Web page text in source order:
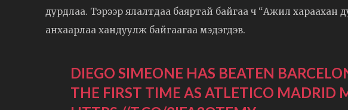
дурдлаа. Тэрээр ялалтдаа баяртай байгаа ч “Ажил хараахан
анхаарлаа хандуулж байгаагаа мэдэгдэв.
DIEGO SIMEONE HAS BEATEN
THE FIRST TIME AS ATLETICO MADRID